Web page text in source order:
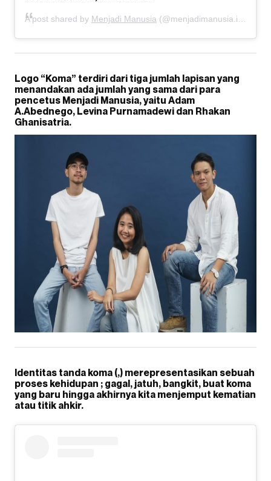
A post shared by Menjadi Manusia (@menjadimanusia.id) on
Logo “Koma” terdiri dari tiga jumlah lapisan yang
menandakan ada jumlah yang sama dari para
pencetus Menjadi Manusia, yaitu Adam
A.Abednego, Levina Purnamadewi dan Rhakan
Ghanisatria.
Identitas tanda koma (,) merepresentasikan sebuah
proses kehidupan ; gagal, jatuh, bangkit, buat koma
yang baru hingga akhirnya kita menjemput kematian
atau titik ahkir.